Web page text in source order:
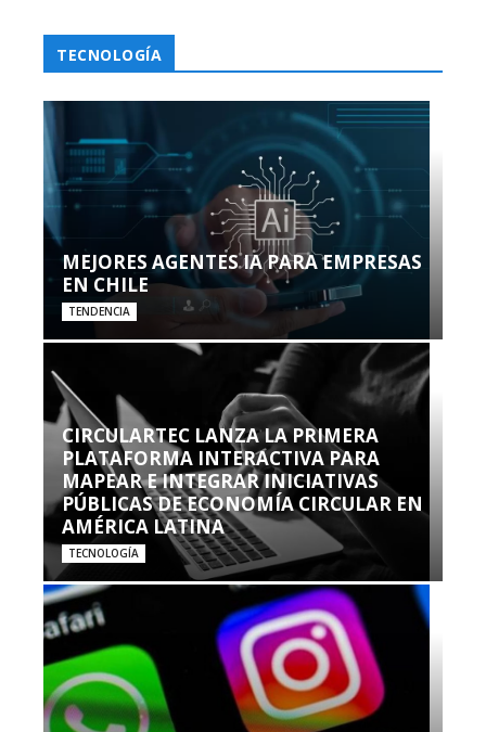
TECNOLOGÍA
MEJORES AGENTES IA PARA EMPRESAS
EN CHILE
TENDENCIA
CIRCULARTEC LANZA LA PRIMERA
PLATAFORMA INTERACTIVA PARA
MAPEAR E INTEGRAR INICIATIVAS
PÚBLICAS DE ECONOMÍA CIRCULAR EN
AMÉRICA LATINA
TECNOLOGÍA